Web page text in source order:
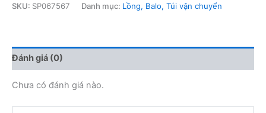
kèm
lượng
SKU: SP067567 Danh mục: Lồng, Balo, Túi vận chuyển
Đánh giá (0)
Chưa có đánh giá nào.